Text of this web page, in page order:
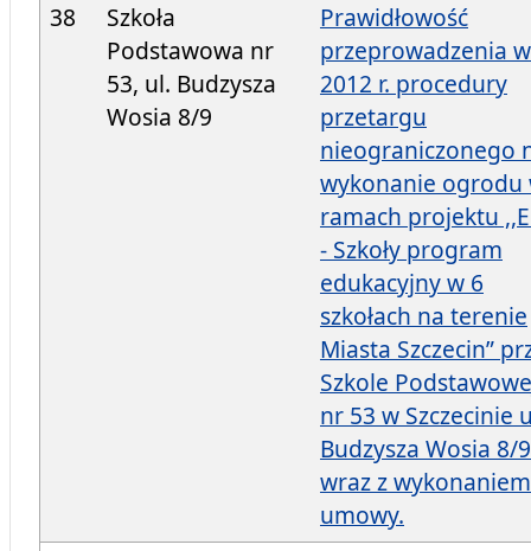
38
Szkoła
Podstawowa nr
53, ul. Budzysza
Wosia 8/9
Prawidłowość
przeprowadzenia w
2012 r. procedury
przetargu
nieograniczonego
wykonanie ogrodu
ramach projektu
- Szkoły program
edukacyjny w 6
szkołach na terenie
Miasta Szczecin”
Szkole
nr 53 w Szczecinie
Budzysza Wosia 8/9
wraz z wykonaniem
umowy.